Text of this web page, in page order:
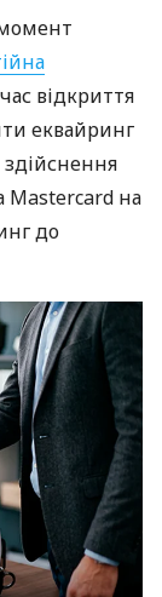
відкриття
еквайринг
здійснення
Mastercard на
до